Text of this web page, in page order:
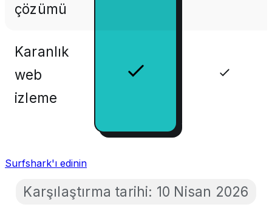
çözümü
Karanlık
web
izleme
Surfshark'ı edinin
Karşılaştırma tarihi: 10 Nisan 2026